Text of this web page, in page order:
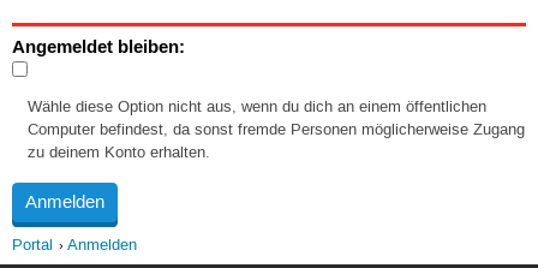
Angemeldet bleiben:
Wähle diese Option nicht aus, wenn du dich an einem öffentlichen
Computer befindest, da sonst fremde Personen möglicherweise Zugang
zu deinem Konto erhalten.
Portal Anmelden